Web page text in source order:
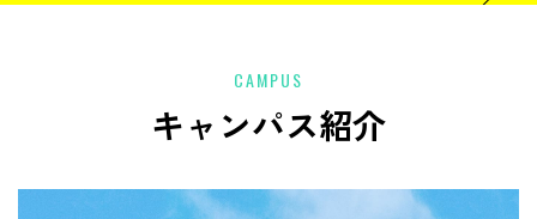
CAMPUS
キャンパス紹介